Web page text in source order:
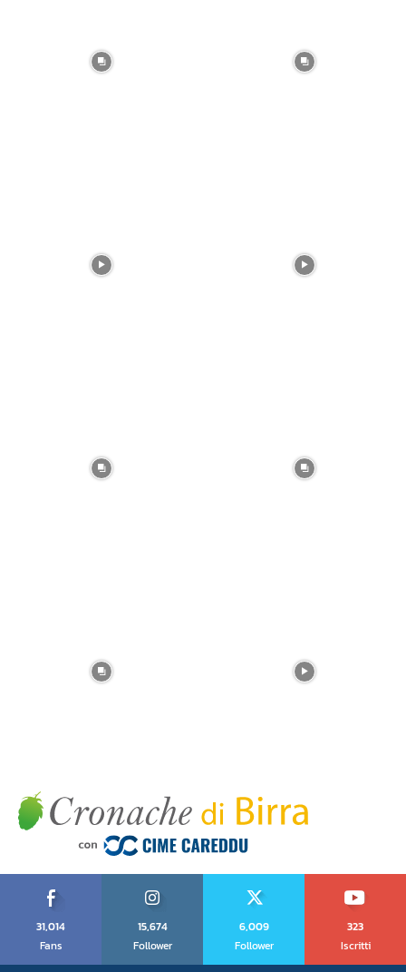
31,014
Fans
15,674
Follower
6,009
Follower
323
Iscritti